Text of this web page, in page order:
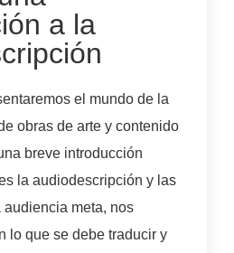
a la
el mundo de la
obras de arte y contenido
breve introducción
la audiodescripción y las
meta, nos
lo que se debe traducir y